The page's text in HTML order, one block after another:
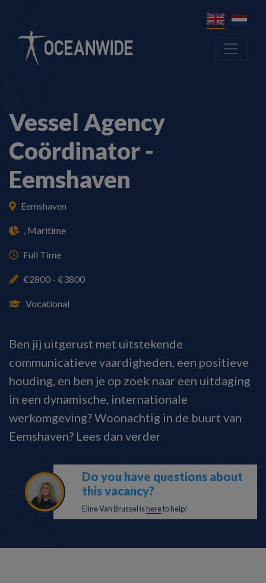
Vessel Agency
Coördinator -
Eemshaven
Eemshaven
, Maritime
Full Time
€2800 - €3800
Vocational
Ben jij uitgerust met uitstekende
communicatieve vaardigheden, een positieve
houding, en ben je op zoek naar een uitdaging
in een dynamische, internationale
werkomgeving? Woonachtig in de buurt van
Eemshaven? Lees dan verder
Do you have questions about
this vacancy?
Eline Van Brussel ishereto help!